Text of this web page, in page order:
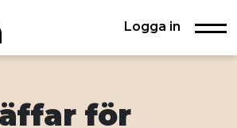
Logga in
för